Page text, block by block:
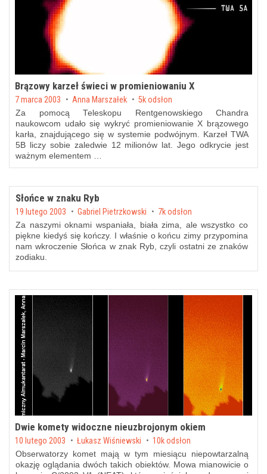
Brązowy karzeł świeci w promieniowaniu X
Posted on
7 marca 2003 by Anna Marszałek 5k odsłon
Za pomocą Teleskopu Rentgenowskiego Chandra
naukowcom udało się wykryć promieniowanie X brązowego
karła, znajdującego się w systemie podwójnym. Karzeł TWA
5B liczy sobie zaledwie 12 milionów lat. Jego odkrycie jest
ważnym elementem …
Słońce w znaku Ryb
Posted on
19 lutego 2003 byGabriel Pietrzkowski 7k odsłon
Za naszymi oknami wspaniała, biała zima, ale wszystko co
piękne kiedyś się kończy. I właśnie o końcu zimy przypomina
nam wkroczenie Słońca w znak Ryb, czyli ostatni ze znaków
zodiaku.
Dwie komety widoczne nieuzbrojonym okiem
Posted on
10 lutego 2003 byŁukasz Wiśniewski 10k odsłon
Obserwatorzy komet mają w tym miesiącu niepowtarzalną
okazję oglądania dwóch takich obiektów. Mowa mianowicie o